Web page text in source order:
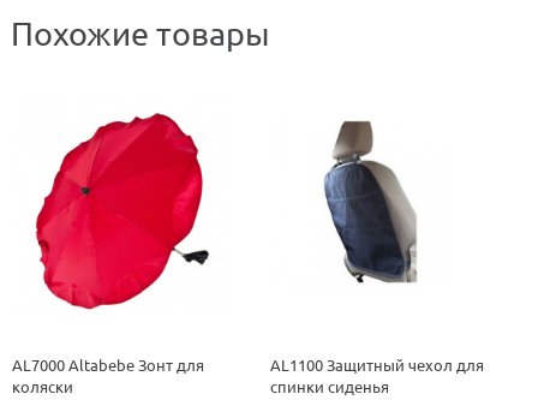
Похожие товары
AL7000 Altabebe Зонт для
коляски
AL1100 Защитный чехол для
спинки сиденья